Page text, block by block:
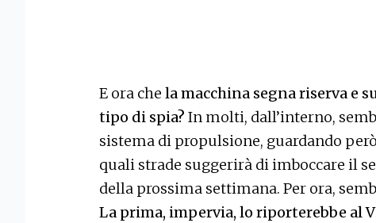
E ora che la macchina segna riserva e
tipo di spia? In molti, dall’interno,
sistema di propulsione, guardando
quali strade suggerirà di imboccare il
della prossima settimana. Per ora,
La prima, impervia, lo riporterebbe al